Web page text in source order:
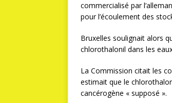
commercialisé par
pour l’écoulement des
Bruxelles soulignait alors
chlorothalonil dans les
La Commission citait les
estimait que le
cancérogène « supposé ».